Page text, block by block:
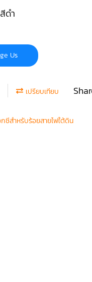
ดำ
Us
เปรียบเทียบ
ซีสำหรับร้อยสายไฟใต้ดิน